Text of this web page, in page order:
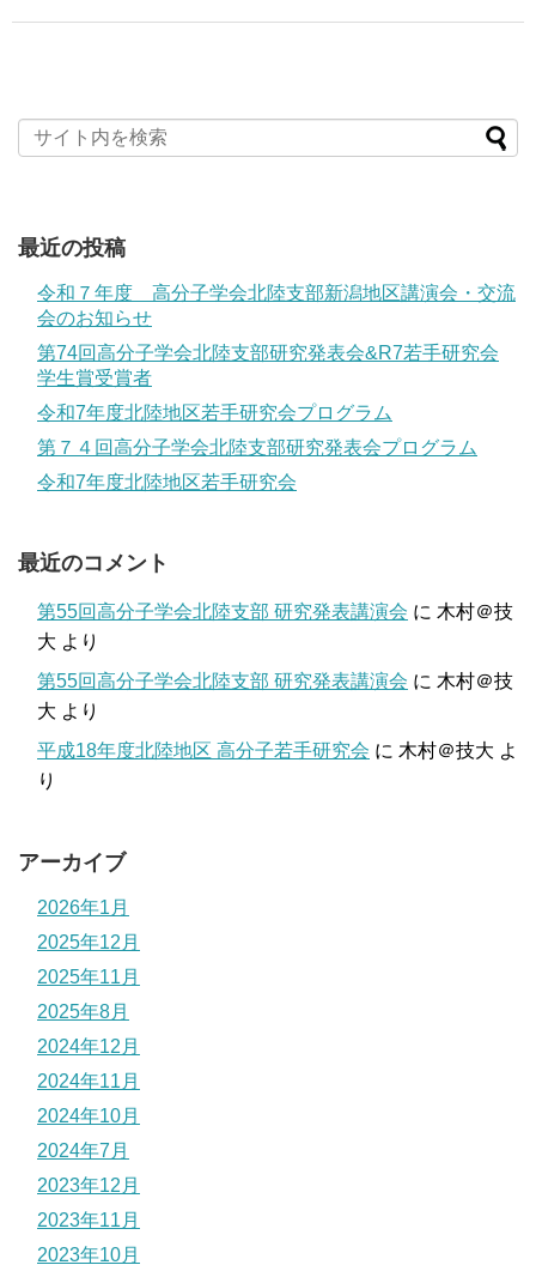
最近の投稿
令和７年度 高分子学会北陸支部新潟地区講演会・交流
会のお知らせ
第74回高分子学会北陸支部研究発表会&R7若手研究会
学生賞受賞者
令和7年度北陸地区若手研究会プログラム
第７４回高分子学会北陸支部研究発表会プログラム
令和7年度北陸地区若手研究会
最近のコメント
第55回高分子学会北陸支部 研究発表講演会 に 木村＠技
大 より
第55回高分子学会北陸支部 研究発表講演会 に 木村＠技
大 より
平成18年度北陸地区 高分子若手研究会 に 木村＠技大 よ
り
アーカイブ
2026年1月
2025年12月
2025年11月
2025年8月
2024年12月
2024年11月
2024年10月
2024年7月
2023年12月
2023年11月
2023年10月